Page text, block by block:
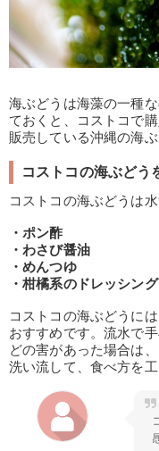
海ぶどうは海藻の一種
ておくと、コストコで
販売している沖縄の海
コストコの海ぶどう
コストコの海ぶどうは
・ポン酢
・わさび醤油
・めんつゆ
・柑橘系のドレッシング
コストコの海ぶどうに
おすすめです。流水で
どの害があった場合は
洗い流して、食べ方を工